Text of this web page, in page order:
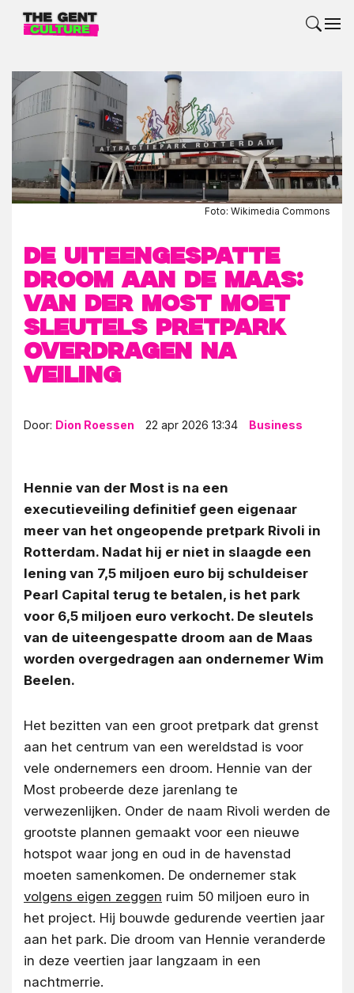
Foto: Wikimedia Commons
De uiteengespatte
droom aan de Maas:
Van der Most moet
sleutels pretpark
overdragen na
veiling
Door: Dion Roessen 22 apr 2026 13:34 Business
Hennie van der Most is na een
executieveiling definitief geen eigenaar
meer van het ongeopende pretpark Rivoli in
Rotterdam. Nadat hij er niet in slaagde een
lening van 7,5 miljoen euro bij schuldeiser
Pearl Capital terug te betalen, is het park
voor 6,5 miljoen euro verkocht. De sleutels
van de uiteengespatte droom aan de Maas
worden overgedragen aan ondernemer Wim
Beelen.
Het bezitten van een groot pretpark dat grenst
aan het centrum van een wereldstad is voor
vele ondernemers een droom. Hennie van der
Most probeerde deze jarenlang te
verwezenlijken. Onder de naam Rivoli werden de
grootste plannen gemaakt voor een nieuwe
hotspot waar jong en oud in de havenstad
moeten samenkomen. De ondernemer stak
volgens eigen zeggen ruim 50 miljoen euro in
het project. Hij bouwde gedurende veertien jaar
aan het park. Die droom van Hennie veranderde
in deze veertien jaar langzaam in een
nachtmerrie.